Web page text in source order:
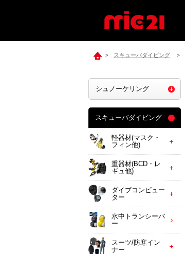
> スキューバダイビング >
シュノーケリング
スキューバダイビング
軽器材(マスク・
フィン他)
重器材(BCD・レ
ギュ他)
ダイブコンピュー
ター
水中トランシーバ
ー
スーツ/防寒イン
ナー